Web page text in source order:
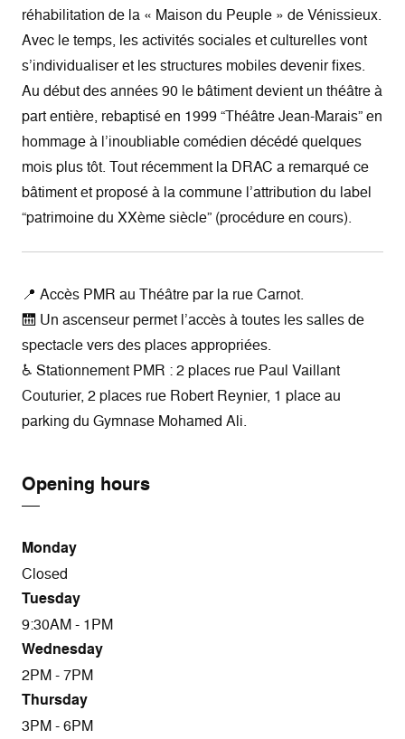
réhabilitation de la « Maison du Peuple » de Vénissieux.
Avec le temps, les activités sociales et culturelles vont
s’individualiser et les structures mobiles devenir fixes.
Au début des années 90 le bâtiment devient un théâtre à
part entière, rebaptisé en 1999 “Théâtre Jean-Marais” en
hommage à l’inoubliable comédien décédé quelques
mois plus tôt. Tout récemment la DRAC a remarqué ce
bâtiment et proposé à la commune l’attribution du label
“patrimoine du XXème siècle” (procédure en cours).
📍 Accès PMR au Théâtre par la rue Carnot.
🛗 Un ascenseur permet l’accès à toutes les salles de
spectacle vers des places appropriées.
♿ Stationnement PMR : 2 places rue Paul Vaillant
Couturier, 2 places rue Robert Reynier, 1 place au
parking du Gymnase Mohamed Ali.
Opening hours
Monday
Closed
Tuesday
9:30AM - 1PM
Wednesday
2PM - 7PM
Thursday
3PM - 6PM